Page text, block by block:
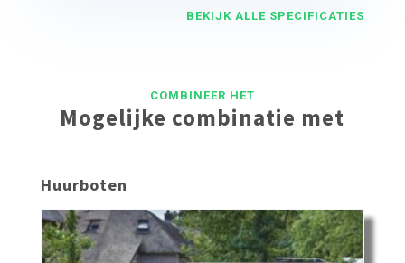
BEKIJK ALLE SPECIFICATIES
COMBINEER HET
Mogelijke combinatie met
Huurboten